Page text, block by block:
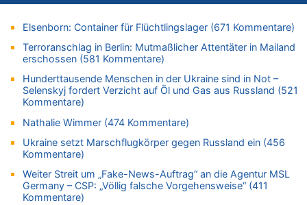
08.08.2026 - 20:19 von Peter G zu
Zwölf Jahre nach Aachener Bankraub: 70-Jähriger gefasst
Leipzig, Mechernich und die Frage: Wer steckt hinter den
Drohnen mit Strengstoff? War es Russland?
08.08.2026 - 20:16 von Dax zu
Wasserstand des Rheins in NRW so niedrig wie noch nie
08.08.2026 - 20:13 von Dax zu
08.08.2026 - 20:09 von Dax zu
08.08.2026 - 20:06 von Dax zu
Zweite Hitzewelle in diesem Sommer ist jetzt amtlich
Elsenborn: Container für Flüchtlingslager (671 Kommentare)
Terroranschlag in Berlin: Mutmaßlicher Attentäter in Mailand
erschossen (581 Kommentare)
Hunderttausende Menschen in der Ukraine sind in Not –
Selenskyj fordert Verzicht auf Öl und Gas aus Russland (521
Kommentare)
Nathalie Wimmer (474 Kommentare)
Ukraine setzt Marschflugkörper gegen Russland ein (456
Kommentare)
Weiter Streit um „Fake-News-Auftrag“ an die Agentur MSL
Germany – CSP: „Völlig falsche Vorgehensweise“ (411
Kommentare)